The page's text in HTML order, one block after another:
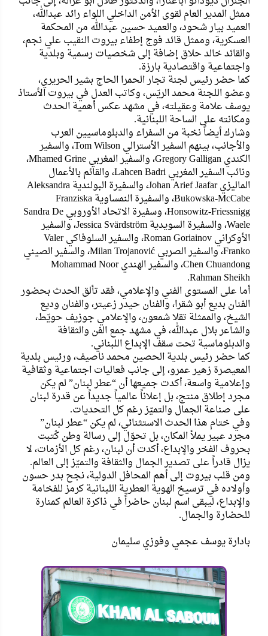
ممثل المدير العام لقوى الأمن الداخلي اللواء رائد عبدالله،
العميد بيار شحود، والعميد حسين عبدالله من المحكمة
العسكرية، وممثل قائد فوج إطفاء بيروت النقيب علي نجم،
والقائد خالد حلاق إضافة إلى شخصيات رسمية وبلدية
واجتماعية واقتصادية بارزة.
كما حضر رئيس لجنة تجار الحمرا الحاج بشير الحريري،
وعضو اللجنة محمد الريّس، وكاتب العدل في بيروت الأستاذ
يوسف علامة وعقيلته، في مشهد عكس أهمية الحدث
ومكانته على الساحة اللبنانية.
وشارك أيضاً نخبة من السفراء والدبلوماسيين العرب
والأجانب، بينهم السفير الأسترالي Tom Wilson، والسفير
الكندي Gregory Galligan، والسفير المغربي Mhamed Grine،
ونائب السفير المغربي Lahcen Badri، والقائم بالأعمال
الماليزي Johan Arief Jaafar، والسفيرة البولندية Aleksandra
Bukowska-McCabe، والسفيرة النمساوية Franziska
Honsowitz-Friessnigg، وسفيرة الاتحاد الأوروبي Sandra De
Waele، والسفيرة السويدية Jessica Svärdström، والسفير
الأوكراني Roman Goriainov، والسفير السلوفاكي Valer
Franko، والسفير الصربي Milan Trojanović، والسفير الصيني
Chen Chuandong، والسفير الهندي Mohammad Noor
Rahman Sheikh.
أما على المستوى الفني والإعلامي، فقد تألق الحدث بحضور
الفنان بديع أبو شقرا، والفنان حيدر زعيتر، والفنان وديع
الشيخ، والممثلة تقلا شمعون، والإعلامي جوزيف حويّط،
والشاعر بلال عبدالله، في مشهد جمع الفن والثقافة
والدبلوماسية تحت سقف الإبداع اللبناني.
كما حضر رئيس بلدية الحصين محمد ناصيف، ورئيس بلدية
المعيصرة زهير عمرو، إلى جانب فعاليات اجتماعية وثقافية
وإعلامية واسعة، أكدت جميعها أن “عطر لبنان” لم يكن
مجرد إطلاق منتج، بل إعلاناً عالمياً جديداً عن قدرة لبنان
على صناعة الجمال والتميّز رغم كل التحديات.
وفي ختام هذا الحدث الاستثنائي، لم يكن “عطر لبنان”
مجرد عبير يملأ المكان، بل تحوّل إلى رسالة وطن كُتبت
بحروف الفخر والإبداع، أكدت أن لبنان، رغم كل الأزمات، لا
يزال قادراً على تصدير الجمال والثقافة والتميّز إلى العالم.
ومن قلب بيروت إلى أهم المحافل الدولية، نجح بدر حسون
وأولاده في ترسيخ الهوية العطرية اللبنانية كرمز للفخامة
والإبداع، ليبقى اسم لبنان حاضراً في ذاكرة العالم كمنارة
للحضارة والجمال.
بادارة يوسف عجمي وفوزي سليمان